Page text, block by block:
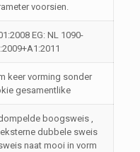
voorsien.
EG: NL 1090-
keer vorming sonder
gesamentlike
boogsweis ,
dubbele sweis
naat mooi in vorm